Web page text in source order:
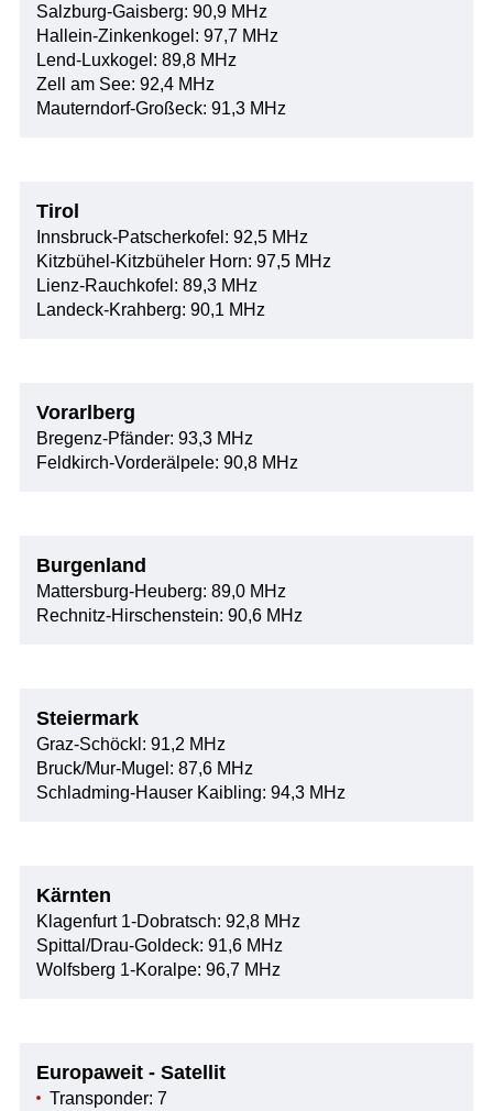
Salzburg-Gaisberg: 90,9 MHz
Hallein-Zinkenkogel: 97,7 MHz
Lend-Luxkogel: 89,8 MHz
Zell am See: 92,4 MHz
Mauterndorf-Großeck: 91,3 MHz
Tirol
Innsbruck-Patscherkofel: 92,5 MHz
Kitzbühel-Kitzbüheler Horn: 97,5 MHz
Lienz-Rauchkofel: 89,3 MHz
Landeck-Krahberg: 90,1 MHz
Vorarlberg
Bregenz-Pfänder: 93,3 MHz
Feldkirch-Vorderälpele: 90,8 MHz
Burgenland
Mattersburg-Heuberg: 89,0 MHz
Rechnitz-Hirschenstein: 90,6 MHz
Steiermark
Graz-Schöckl: 91,2 MHz
Bruck/Mur-Mugel: 87,6 MHz
Schladming-Hauser Kaibling: 94,3 MHz
Kärnten
Klagenfurt 1-Dobratsch: 92,8 MHz
Spittal/Drau-Goldeck: 91,6 MHz
Wolfsberg 1-Koralpe: 96,7 MHz
Europaweit - Satellit
Transponder: 7